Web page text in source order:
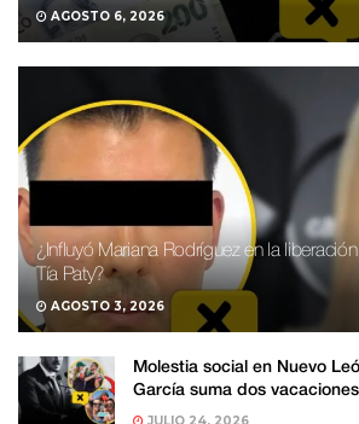
AGOSTO 6, 2026
¿Influyó Mariana Rodríguez en la
Tía Paty?
AGOSTO 3, 2026
Molestia social en Nuevo
García suma dos
JULIO 24, 2026